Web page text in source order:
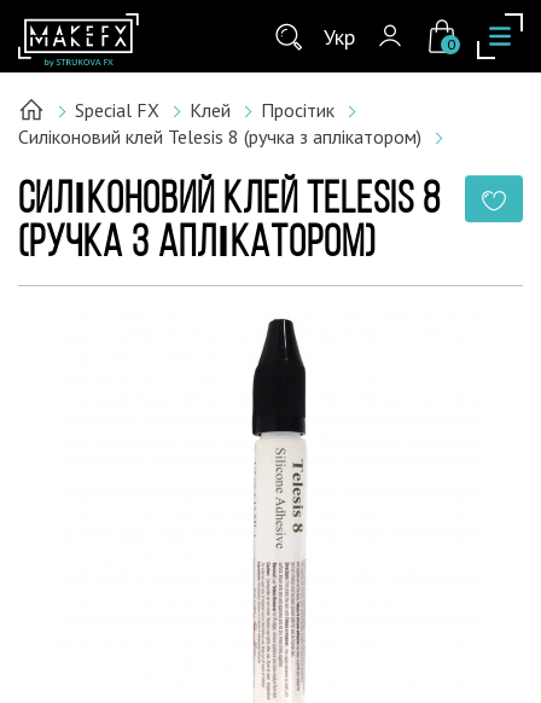
Укр 0
Special FX Клей
Просітик
Силіконовий клей Telesis 8 (ручка з аплікатором)
СИЛІКОНОВИЙ КЛЕЙ TELESIS 8
(РУЧКА З АПЛІКАТОРОМ)